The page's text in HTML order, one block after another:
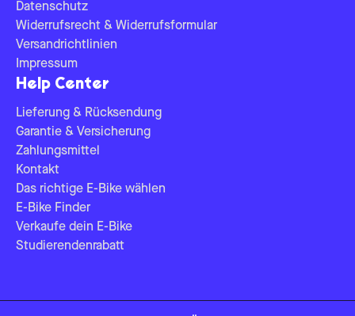
Datenschutz
Widerrufsrecht & Widerrufsformular
Versandrichtlinien
Impressum
Help Center
Lieferung & Rücksendung
Garantie & Versicherung
Zahlungsmittel
Kontakt
Das richtige E-Bike wählen
E-Bike Finder
Verkaufe dein E-Bike
Studierendenrabatt